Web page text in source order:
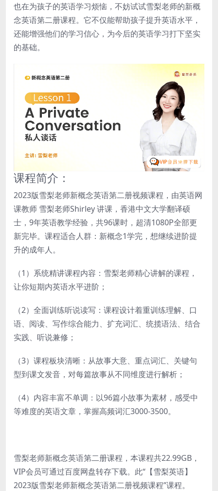
也在为孩子的英语学习烦恼，不妨试试雪梨老师的新概
念英语第二册课程。它不仅能帮助孩子提升英语水平，
还能增强他们的学习信心，为今后的英语学习打下坚实
的基础。
课程简介：
2023版雪梨老师新概念英语第二册视频课程，由英语网
课教师 雪梨老师Shirley 讲课，香港中文大学翻译硕
士，9年英语教学经验，共96课时，超清1080P全部更
新完毕。课程适合人群：新概念1学完，想继续进阶提
升的成年人。
（1）系统精讲课程内容：雪梨老师精心讲解的课程，
让你短期内英语水平进阶；
（2）全面训练听说读写：课程设计着重训练理解、口
语、阅读、写作综合能力、扩充词汇、统揽语法、结合
实践、听说兼修；
（3）课程板块清晰：从故事大意、重点词汇、关键句
型到课文发音，对每篇故事从不同维度进行解析；
（4）内容丰富不单调：以96篇小故事为素材，感受中
等难度的英语文章，掌握高频词汇3000-3500。
雪梨老师新概念英语第二册课程，本课程共22.99GB，
VIP会员可通过百度网盘转存下载。此“【雪梨英语】
2023版雪梨老师新概念英语第二册视频课程”课程。